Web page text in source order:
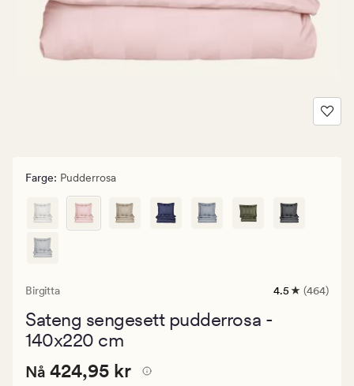
Farge: Pudderrosa
Birgitta
464
4.5 (464)
Sateng sengesett pudderrosa -
140x220 cm
Nåværende
Nåværende pris
Nå 424,95 kr